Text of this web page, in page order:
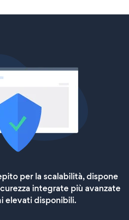
per la scalabilità, dispone
integrate più avanzate
elevati disponibili.